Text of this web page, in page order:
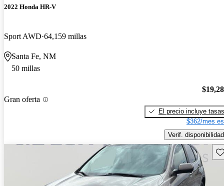
2022 Honda HR-V
Sport AWD 64,159 millas
Santa Fe, NM
50 millas
Gran oferta
El precio incluye tasas
$362/mes
Verif. disponibilidad